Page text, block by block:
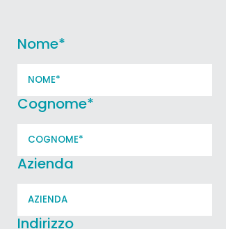
Nome*
Cognome*
Azienda
Indirizzo